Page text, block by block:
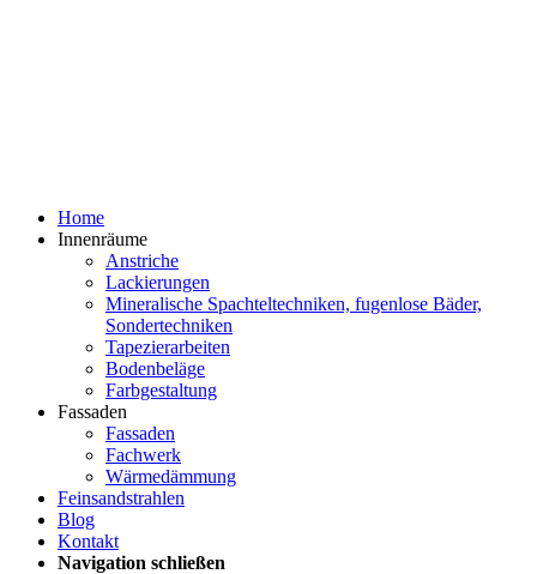
Home
Innenräume
Anstriche
Lackierungen
Mineralische Spachteltechniken, fugenlose Bäder,
Sondertechniken
Tapezierarbeiten
Bodenbeläge
Farbgestaltung
Fassaden
Fassaden
Fachwerk
Wärmedämmung
Feinsandstrahlen
Blog
Kontakt
Navigation schließen